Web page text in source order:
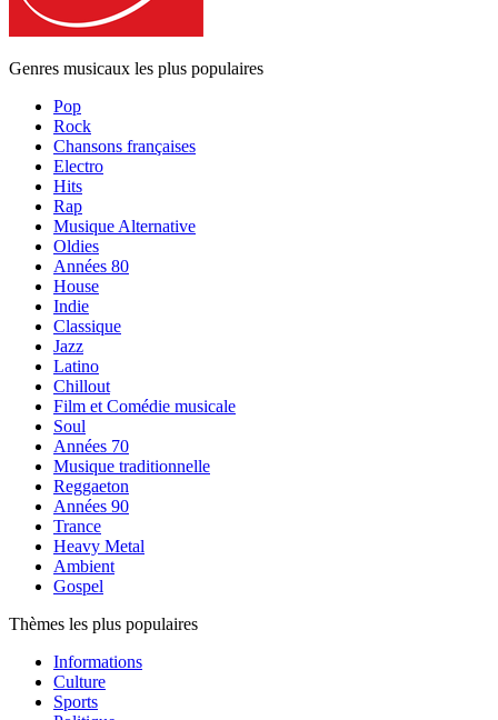
Genres musicaux les plus populaires
Pop
Rock
Chansons françaises
Electro
Hits
Rap
Musique Alternative
Oldies
Années 80
House
Indie
Classique
Jazz
Latino
Chillout
Film et Comédie musicale
Soul
Années 70
Musique traditionnelle
Reggaeton
Années 90
Trance
Heavy Metal
Ambient
Gospel
Thèmes les plus populaires
Informations
Culture
Sports